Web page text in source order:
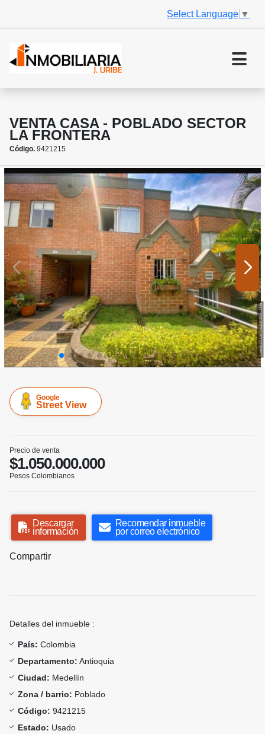
Select Language ▼
VENTA CASA - POBLADO SECTOR
LA FRONTERA
Código. 9421215
Google
Street View
Precio de venta
$1.050.000.000
Pesos Colombianos
Descargar
información
Recomendar inmueble
por correo electrónico
Compartir
Detalles del inmueble :
País: Colombia
Departamento: Antioquia
Ciudad: Medellín
Zona / barrio: Poblado
Código: 9421215
Estado: Usado